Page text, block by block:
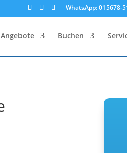
WhatsApp: 015678-
Angebote Buchen